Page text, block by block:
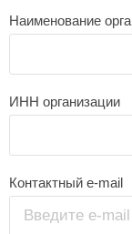
Наименование
ИНН организации
Контактный e-mail
Введите e-mail